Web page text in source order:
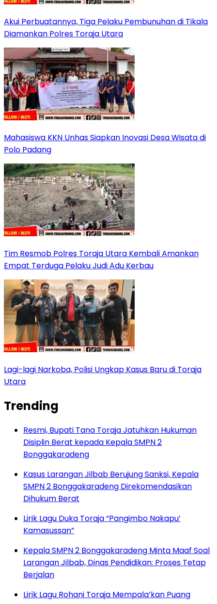
Akui Perbuatannya, Tiga Pelaku Pembunuhan di Tikala
Diamankan Polres Toraja Utara
Mahasiswa KKN Unhas Siapkan Inovasi Desa Wisata di
Polo Padang
Tim Resmob Polres Toraja Utara Kembali Amankan
Empat Terduga Pelaku Judi Adu Kerbau
Lagi-lagi Narkoba, Polisi Ungkap Kasus Baru di Toraja
Utara
Trending
Resmi, Bupati Tana Toraja Jatuhkan Hukuman
Disiplin Berat kepada Kepala SMPN 2
Bonggakaradeng
Kasus Larangan Jilbab Berujung Sanksi, Kepala
SMPN 2 Bonggakaradeng Direkomendasikan
Dihukum Berat
Lirik Lagu Duka Toraja “Pangimbo Nakapu’
Kamasussan”
Kepala SMPN 2 Bonggakaradeng Minta Maaf Soal
Larangan Jilbab, Dinas Pendidikan: Proses Tetap
Berjalan
Lirik Lagu Rohani Toraja Mempala’kan Puang